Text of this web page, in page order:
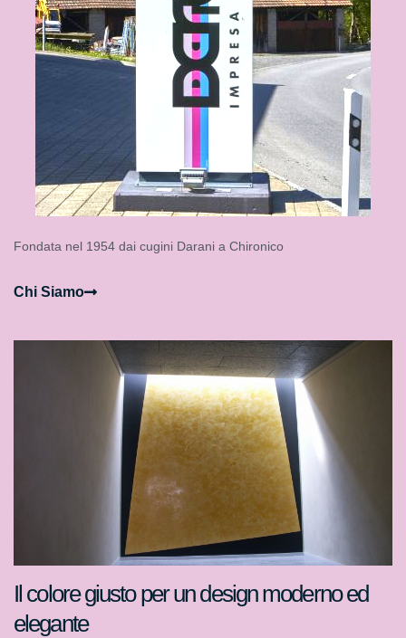
Fondata nel 1954 dai cugini Darani a Chironico
Chi Siamo
Il colore giusto per un design moderno ed
elegante